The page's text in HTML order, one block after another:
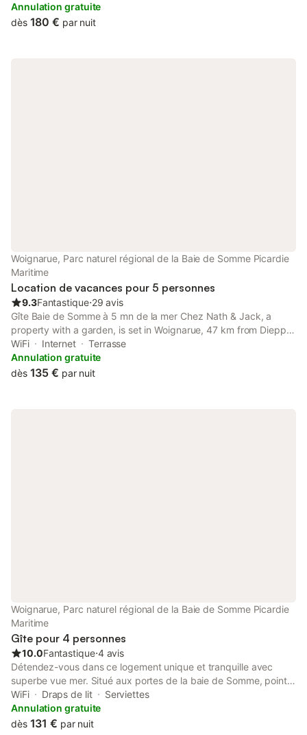
parking and free WiFi.
Annulation gratuite
dès 180 € par nuit
Woignarue, Parc naturel régional de la Baie de Somme Picardie
Maritime
Location de vacances pour 5 personnes
9.3Fantastique⋅29 avis
Gîte Baie de Somme à 5 mn de la mer Chez Nath & Jack, a
property with a garden, is set in Woignarue, 47 km from Dieppe
Casino, 43 km from Church of Notre-Dame de Bonsecours, as
well as 46 km from Dieppe Port.
WiFi Internet
Terrasse
Annulation gratuite
dès 135 € par nuit
Woignarue, Parc naturel régional de la Baie de Somme Picardie
Maritime
Gîte pour 4 personnes
10.0Fantastique⋅4 avis
Détendez-vous dans ce logement unique et tranquille avec
superbe vue mer. Situé aux portes de la baie de Somme, point
de départ idéal pour découvrir la côte picarde (20 minutes de
Mers Les Bains/ LeTréport , 15 minutes de Saint Valery) Dans
une petite station nature - Plage accessible à pied, idéal pour
WiFi Draps de lit
Serviettes
Annulation gratuite
dès 131 € par nuit